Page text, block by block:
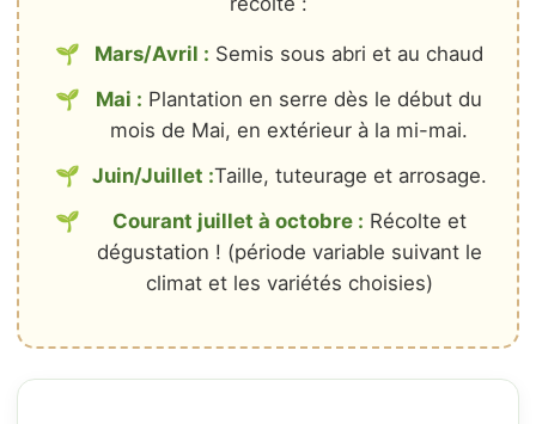
Mars/Avril : Semis sous abri et au chaud
Mai : Plantation en serre dès le début du
mois de Mai, en extérieur à la mi-mai.
Juin/Juillet :Taille, tuteurage et arrosage.
Courant juillet à octobre : Récolte et
dégustation ! (période variable suivant le
climat et les variétés choisies)